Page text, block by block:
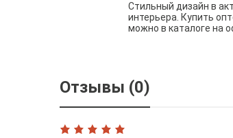
Стильный дизайн в
интерьера. Купить
можно в каталоге на
Отзывы (0)